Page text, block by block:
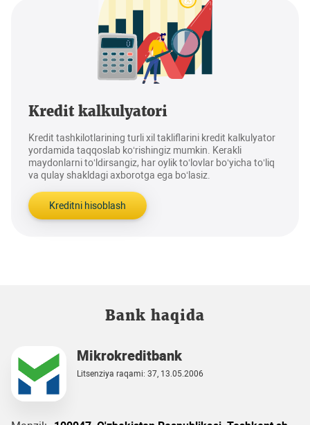
Kredit kalkulyatori
Kredit tashkilotlarining turli xil takliflarini kredit kalkulyator
yordamida taqqoslab ko‘rishingiz mumkin. Kerakli
maydonlarni to‘ldirsangiz, har oylik to‘lovlar bo‘yicha to‘liq
va qulay shakldagi axborotga ega bo‘lasiz.
Kreditni hisoblash
Bank haqida
Mikrokreditbank
Litsenziya raqami: 37, 13.05.2006